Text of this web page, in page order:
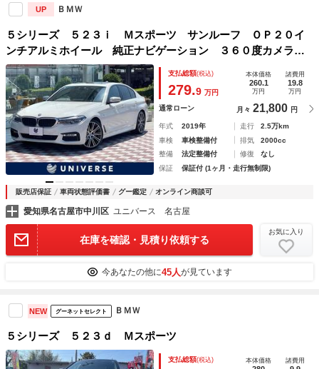
UP ＢＭＷ
５シリーズ ５２３ｉ Ｍスポーツ サンルーフ ＯＰ２０イ
ンチアルミホイール 純正ナビゲーション ３６０度カメラシ
ステム アダプティブクルーズコントロール パワーシート
電動リアゲート ブラインドスポットアシスト オートハイビ
ーム 禁煙
支払総額(税込)
279.9 万円
本体価格
260.1
万円
諸費用
19.8
万円
通常ローン 月々 21,800 円
年式 2019年 走行
2.5万km
車検
車検整備付 排気
2000cc
整備
法定整備付 修復
なし
保証
保証付 (1ヶ月・走行無制限)
販売店保証 車両状態評価書 グー鑑定 オンライン商談可
愛知県名古屋市中川区 ユニバース 名古屋
在庫を確認・見積り依頼する
お気に入り
今あなたの他に45人が見ています
NEW グーネットセレクト ＢＭＷ
５シリーズ ５２３ｄ Ｍスポーツ
支払総額(税込) 本体価格 諸費用